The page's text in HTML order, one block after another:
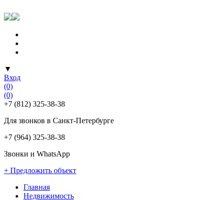
▼
Вход
(0)
(0)
+7 (812) 325-38-38
Для звонков в Санкт-Петербурге
+7 (964) 325-38-38
Звонки и WhatsApp
+ Предложить объект
Главная
Недвижимость